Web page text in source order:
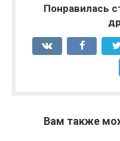
Понравилась
Вам также